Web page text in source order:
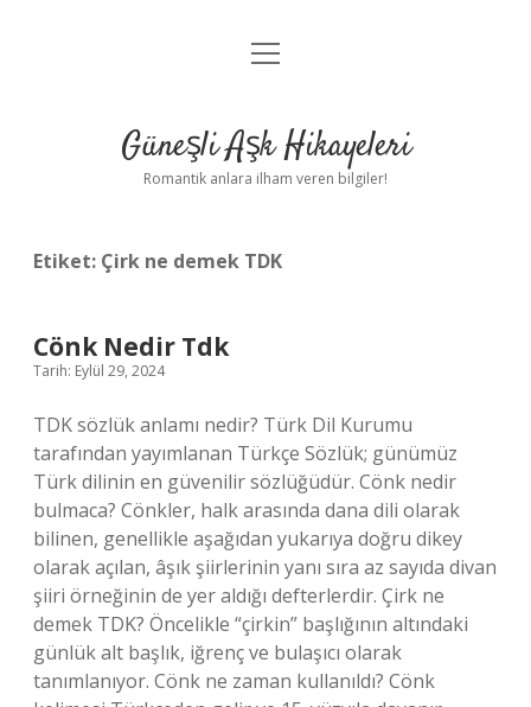
Anasayfa
Yasal Uyarı
menüyü
Güneşli Aşk Hikayeleri
Romantik anlara ilham veren bilgiler!
Etiket: Çirk ne demek TDK
Cönk Nedir Tdk
Tarih: Eylül 29, 2024
TDK sözlük anlamı nedir? Türk Dil Kurumu
tarafından yayımlanan Türkçe Sözlük; günümüz
Türk dilinin en güvenilir sözlüğüdür. Cönk nedir
bulmaca? Cönkler, halk arasında dana dili olarak
bilinen, genellikle aşağıdan yukarıya doğru dikey
olarak açılan, âşık şiirlerinin yanı sıra az sayıda divan
şiiri örneğinin de yer aldığı defterlerdir. Çirk ne
demek TDK? Öncelikle “çirkin” başlığının altındaki
günlük alt başlık, iğrenç ve bulaşıcı olarak
tanımlanıyor. Cönk ne zaman kullanıldı? Cönk